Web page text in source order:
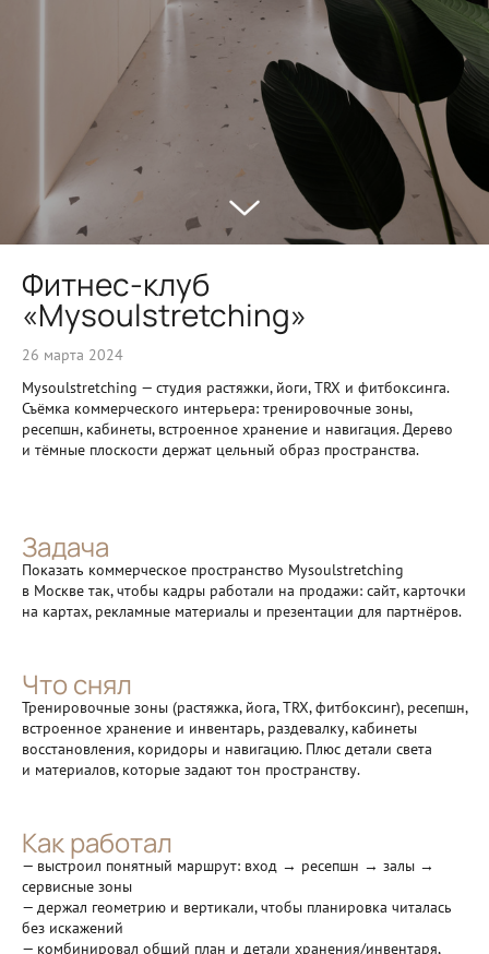
Фитнес-клуб
«Mysoulstretching»
26 марта 2024
Mysoulstretching — студия растяжки, йоги, TRX и фитбоксинга.
Съёмка коммерческого интерьера: тренировочные зоны,
ресепшн, кабинеты, встроенное хранение и навигация. Дерево
и тёмные плоскости держат цельный образ пространства.
Задача
Показать коммерческое пространство Mysoulstretching
в Москве так, чтобы кадры работали на продажи: сайт, карточки
на картах, рекламные материалы и презентации для партнёров.
Что снял
Тренировочные зоны (растяжка, йога, TRX, фитбоксинг), ресепшн,
встроенное хранение и инвентарь, раздевалку, кабинеты
восстановления, коридоры и навигацию. Плюс детали света
и материалов, которые задают тон пространству.
Как работал
— выстроил понятный маршрут: вход → ресепшн → залы →
сервисные зоны
— держал геометрию и вертикали, чтобы планировка читалась
без искажений
— комбинировал общий план и детали хранения/инвентаря,